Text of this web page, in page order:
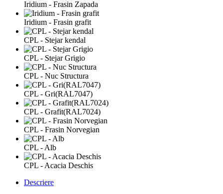
Iridium - Frasin Zapada
Iridium - Frasin grafit
CPL - Stejar kendal
CPL - Stejar Grigio
CPL - Nuc Structura
CPL - Gri(RAL7047)
CPL - Grafit(RAL7024)
CPL - Frasin Norvegian
CPL - Alb
CPL - Acacia Deschis
Descriere